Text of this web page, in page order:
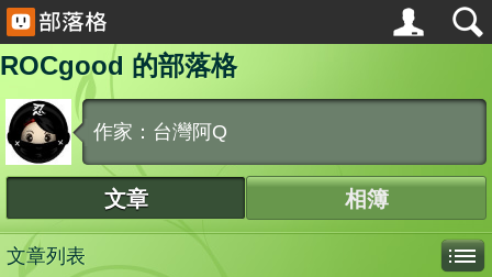
ROCgood 的部落格
作家：台灣阿Q
文章 相簿
文章列表